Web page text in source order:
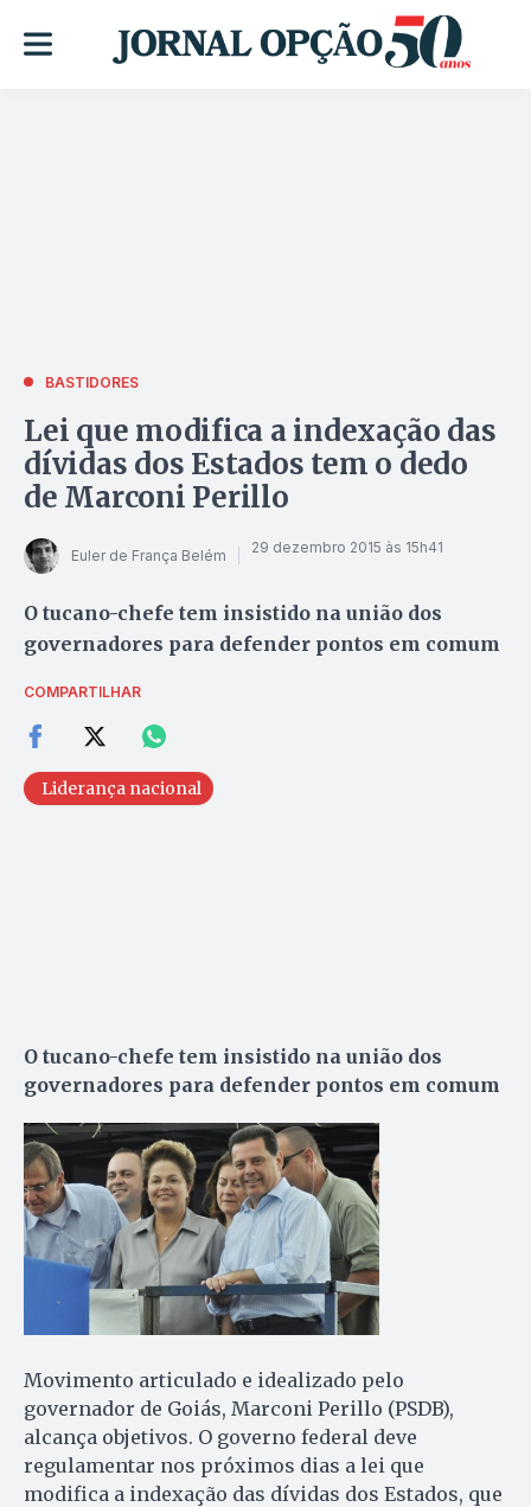
BASTIDORES
Lei que modifica a indexação das
dívidas dos Estados tem o dedo
de Marconi Perillo
Euler de França Belém 29 dezembro 2015 às 15h41
O tucano-chefe tem insistido na união dos
governadores para defender pontos em comum
COMPARTILHAR
Liderança nacional
O tucano-chefe tem insistido na união dos
governadores para defender pontos em comum
Movimento articulado e idealizado pelo
governador de Goiás, Marconi Perillo (PSDB),
alcança objetivos. O governo federal deve
regulamentar nos próximos dias a lei que
modifica a indexação das dívidas dos Estados, que